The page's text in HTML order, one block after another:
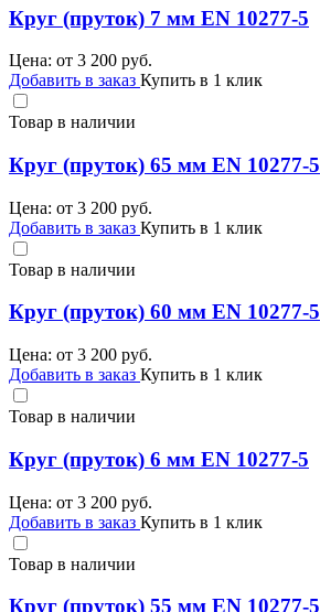
Круг (пруток) 7 мм EN 10277-5
Цена: от 3 200 руб.
Добавить в заказ Купить в 1 клик
Товар в наличии
Круг (пруток) 65 мм EN 10277-5
Цена: от 3 200 руб.
Добавить в заказ Купить в 1 клик
Товар в наличии
Круг (пруток) 60 мм EN 10277-5
Цена: от 3 200 руб.
Добавить в заказ Купить в 1 клик
Товар в наличии
Круг (пруток) 6 мм EN 10277-5
Цена: от 3 200 руб.
Добавить в заказ Купить в 1 клик
Товар в наличии
Круг (пруток) 55 мм EN 10277-5